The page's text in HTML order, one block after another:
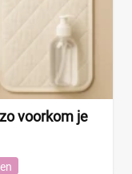
voorkom je